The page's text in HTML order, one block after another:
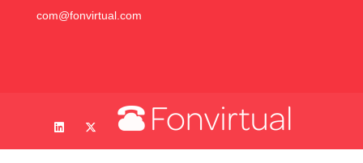
com@fonvirtual.com